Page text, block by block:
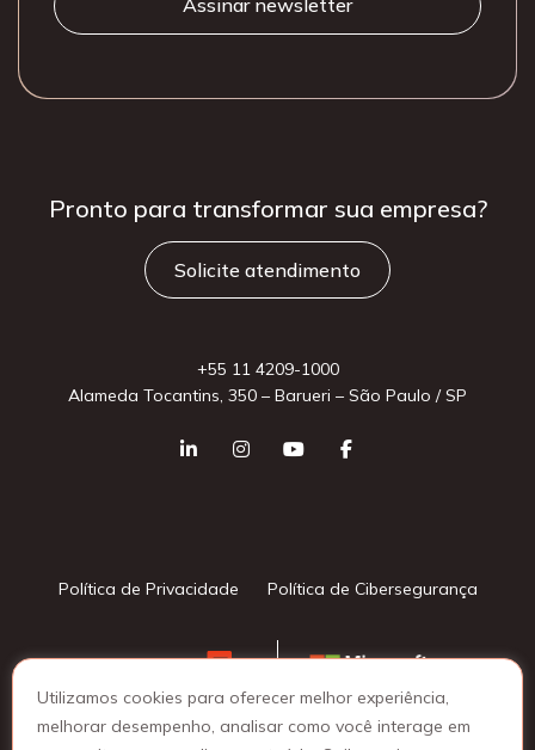
Utilizamos cookies para oferecer melhor experiência,
melhorar desempenho, analisar como você interage em
Pronto para transformar sua empresa?
Solicite atendimento
+55 11 4209-1000
Alameda Tocantins, 350 – Barueri – São Paulo / SP
Política de Privacidade Política de Cibersegurança